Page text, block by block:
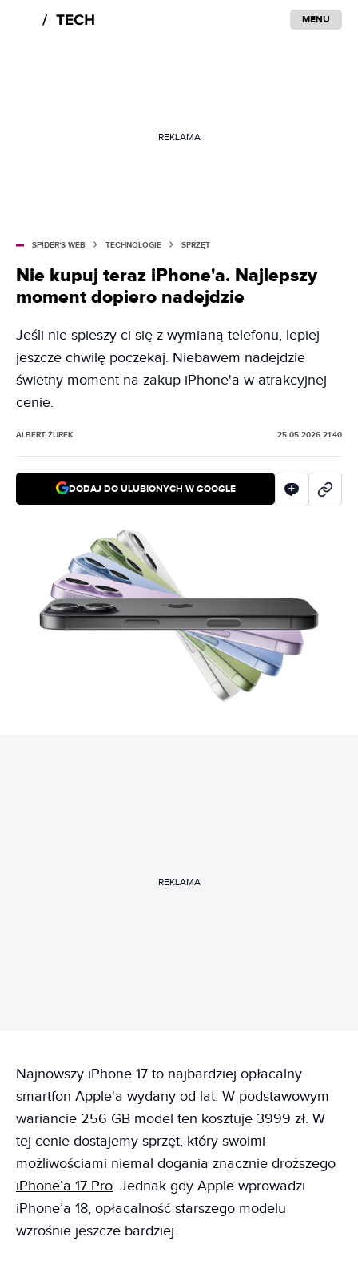
MENU
REKLAMA
SPIDER'S WEB TECHNOLOGIE SPRZĘT
Nie kupuj teraz iPhone'a. Najlepszy
moment dopiero nadejdzie
Jeśli nie spieszy ci się z wymianą telefonu, lepiej
jeszcze chwilę poczekaj. Niebawem nadejdzie
świetny moment na zakup iPhone'a w atrakcyjnej
cenie.
ALBERT ŻUREK 25.05.2026 21:40
DODAJ DO ULUBIONYCH W GOOGLE
REKLAMA
Najnowszy iPhone 17 to najbardziej opłacalny
smartfon Apple'a wydany od lat. W podstawowym
wariancie 256 GB model ten kosztuje 3999 zł. W
tej cenie dostajemy sprzęt, który swoimi
możliwościami niemal dogania znacznie droższego
iPhone’a 17 Pro. Jednak gdy Apple wprowadzi
iPhone’a 18, opłacalność starszego modelu
wzrośnie jeszcze bardziej.